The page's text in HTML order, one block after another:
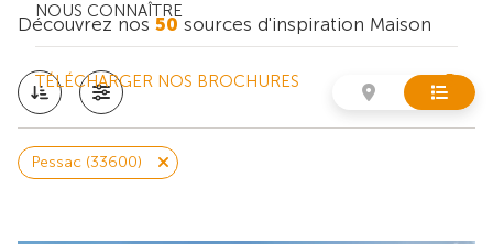
NOUS CONNAÎTRE
TÉLÉCHARGER NOS BROCHURES
Découvrez nos 50sources d'inspiration Maison
Pessac (33600)